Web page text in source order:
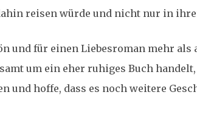
reisen würde und nicht nur in
und für einen Liebesroman mehr als
um ein eher ruhiges Buch handelt,
und hoffe, dass es noch weitere